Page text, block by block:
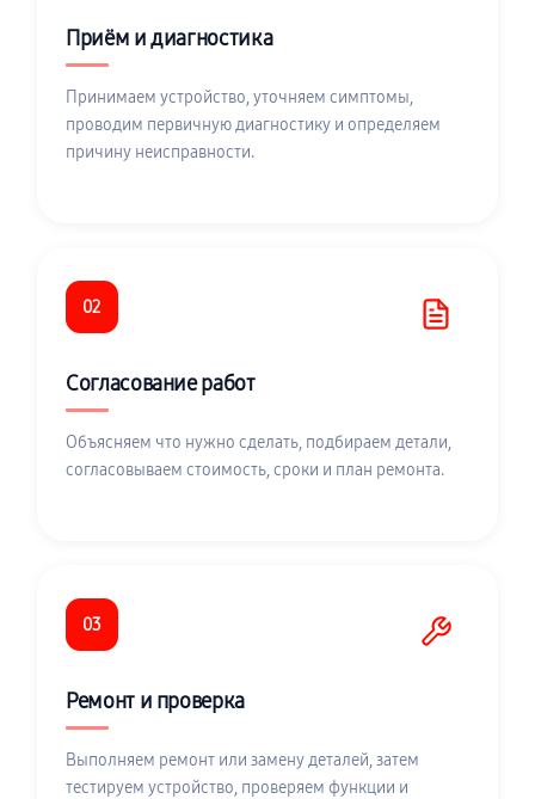
Приём и диагностика
Принимаем устройство, уточняем симптомы,
проводим первичную диагностику и определяем
причину неисправности.
02
Согласование работ
Объясняем что нужно сделать, подбираем детали,
согласовываем стоимость, сроки и план ремонта.
03
Ремонт и проверка
Выполняем ремонт или замену деталей, затем
тестируем устройство, проверяем функции и